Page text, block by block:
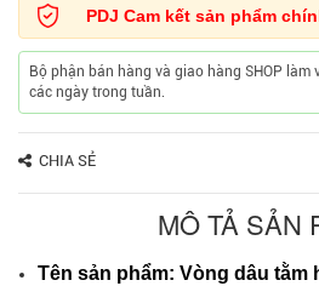
PDJ Cam kết sản phẩm
Bộ phận bán hàng và giao hàng SHOP
các ngày trong tuần.
CHIA SẺ
MÔ TẢ SẢN
Tên sản phẩm: Vòng dâu tằm